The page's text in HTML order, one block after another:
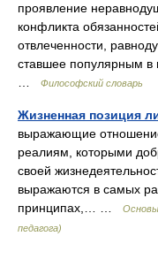
проявление
конфликта
отвлеченности,
ставшее популярным в
Философский словарь
Жизненная позиция
выражающие
реалиям, которыми
своей
выражаются в самых
принципах,… …
Основы
педагога)